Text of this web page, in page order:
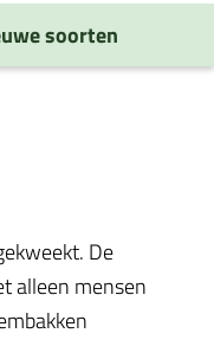
soorten
De
alleen mensen